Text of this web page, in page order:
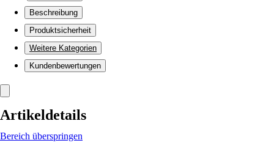
Beschreibung
Produktsicherheit
Weitere Kategorien
Kundenbewertungen
Artikeldetails
Bereich überspringen